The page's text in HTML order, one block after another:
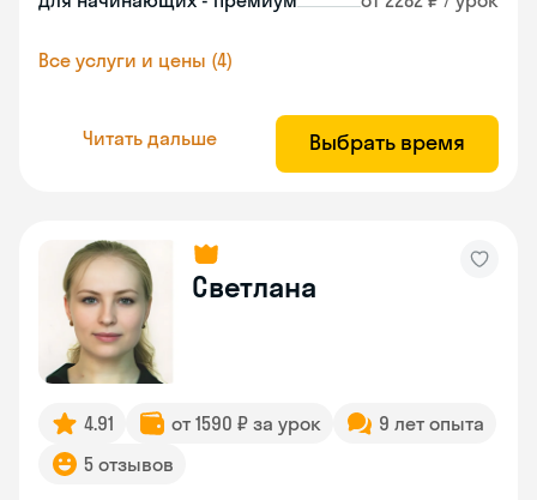
Все услуги и цены (4)
Читать дальше Выбрать время
Светлана
4.91 от 1590 ₽ за урок
9 лет опыта
5 отзывов